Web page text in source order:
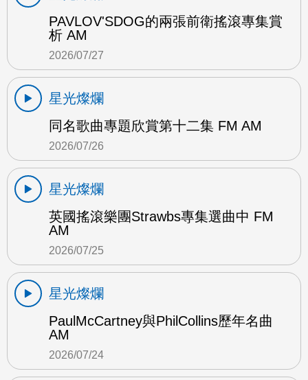
PAVLOV'SDOG的兩張前衛搖滾專集賞
析 AM
2026/07/27
星光燦爛
同名歌曲專題欣賞第十二集 FM AM
2026/07/26
星光燦爛
英國搖滾樂團Strawbs專集選曲中 FM
AM
2026/07/25
星光燦爛
PaulMcCartney與PhilCollins歷年名曲
AM
2026/07/24